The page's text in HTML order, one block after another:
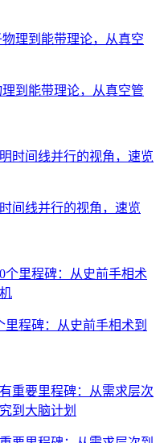
到能带理论，从真空管
间线并行的视角，速览
程碑：从史前手相术到